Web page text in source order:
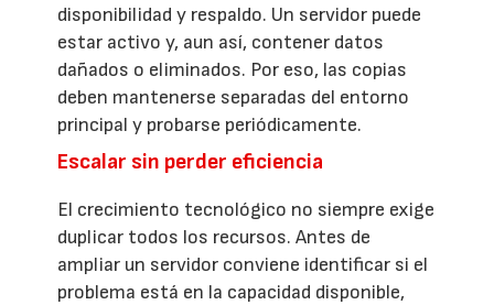
disponibilidad y respaldo. Un servidor puede
estar activo y, aun así, contener datos
dañados o eliminados. Por eso, las copias
deben mantenerse separadas del entorno
principal y probarse periódicamente.
Escalar sin perder eficiencia
El crecimiento tecnológico no siempre exige
duplicar todos los recursos. Antes de
ampliar un servidor conviene identificar si el
problema está en la capacidad disponible,